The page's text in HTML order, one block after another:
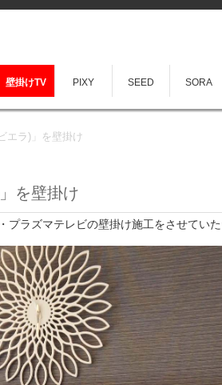
壁掛けTV PIXY SEED SORA
エラ)」を壁掛け
を壁掛け
ラズマテレビの壁掛け施工をさせていた